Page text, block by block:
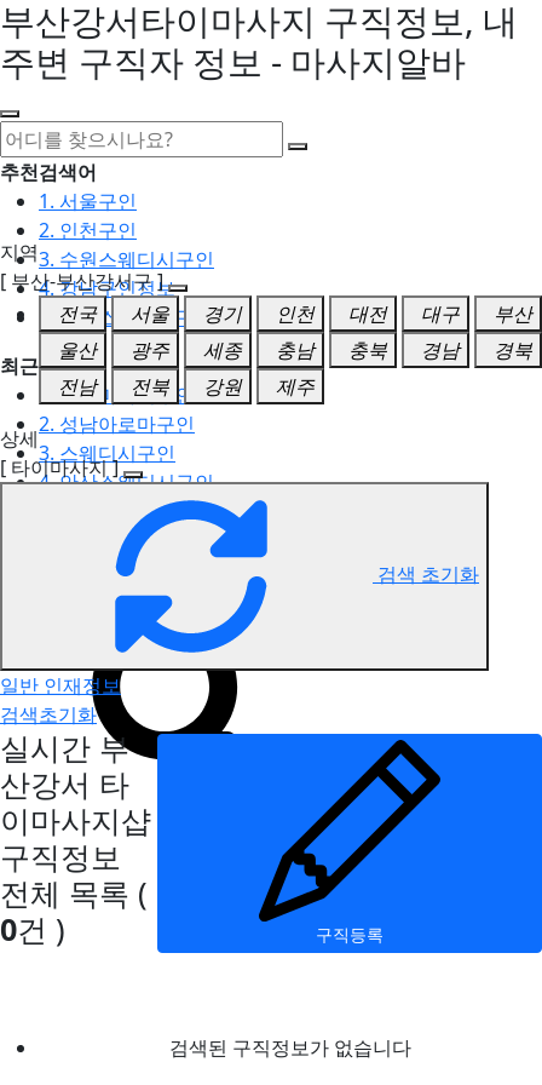
부산강서타이마사지 구직정보, 내
주변 구직자 정보 - 마사지알바
추천검색어
1. 서울구인
2. 인천구인
3. 수원스웨디시구인
4. 강남구인정보
5. 동탄스웨디시구인
최근검색어
1. 일산마사지구인
2. 성남아로마구인
3. 스웨디시구인
4. 안산스웨디시구인
5. 아로마구인
부산강서 타이마사지 구직정보
지역
[ 부산-부산강서구 ]
전국
서울 경기 인천 대전 대구
부산
울산
광주 세종 충남 충북 경남
경북
전남
전북 강원
제주
상세
[ 타이마사지 ]
검색 초기화
일반 인재정보
검색초기화
실시간 부
산강서 타
이마사지샵
구직정보
전체 목록 (
0건 ) 구직등록
검색된 구직정보가 없습니다